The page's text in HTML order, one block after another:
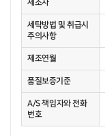
제조자
세탁방법 및 취급시
주의사항
제조연월
품질보증기준
A/S 책임자와 전화
번호